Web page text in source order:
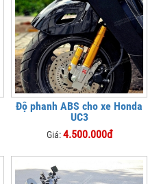
Độ phanh ABS cho xe Honda
UC3
Giá:4.500.000đ